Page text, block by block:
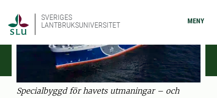
SVERIGES
LANTBRUKSUNIVERSITET
MENY
Specialbyggd för havets utmaningar – och